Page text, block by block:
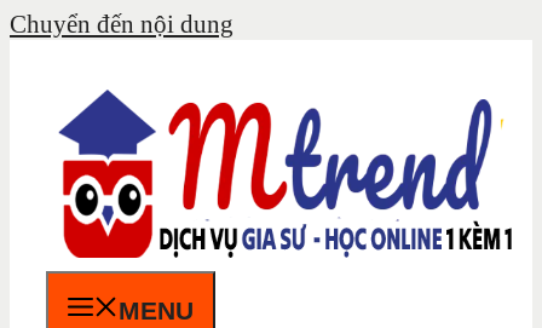
Chuyển đến nội dung
MENU